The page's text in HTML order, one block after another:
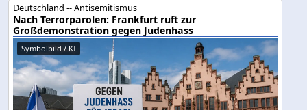
Deutschland -- Antisemitismus
Nach Terrorparolen: Frankfurt ruft zur
Großdemonstration gegen Judenhass
Symbolbild / KI